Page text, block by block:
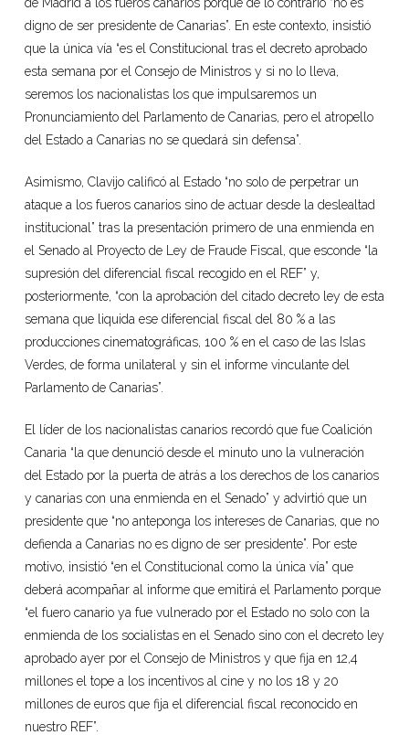
digno de ser presidente de Canarias”. En este contexto, insistió
que la única vía “es el Constitucional tras el decreto aprobado
esta semana por el Consejo de Ministros y si no lo lleva,
seremos los nacionalistas los que impulsaremos un
Pronunciamiento del Parlamento de Canarias, pero el atropello
del Estado a Canarias no se quedará sin defensa”.
Asimismo, Clavijo calificó al Estado “no solo de perpetrar un
ataque a los fueros canarios sino de actuar desde la deslealtad
institucional” tras la presentación primero de una enmienda en
el Senado al Proyecto de Ley de Fraude Fiscal, que esconde “la
supresión del diferencial fiscal recogido en el REF” y,
posteriormente, “con la aprobación del citado decreto ley de esta
semana que liquida ese diferencial fiscal del 80 % a las
producciones cinematográficas, 100 % en el caso de las Islas
Verdes, de forma unilateral y sin el informe vinculante del
Parlamento de Canarias”.
El líder de los nacionalistas canarios recordó que fue Coalición
Canaria “la que denunció desde el minuto uno la vulneración
del Estado por la puerta de atrás a los derechos de los canarios
y canarias con una enmienda en el Senado” y advirtió que un
presidente que “no anteponga los intereses de Canarias, que no
defienda a Canarias no es digno de ser presidente”. Por este
motivo, insistió “en el Constitucional como la única vía” que
deberá acompañar al informe que emitirá el Parlamento porque
“el fuero canario ya fue vulnerado por el Estado no solo con la
enmienda de los socialistas en el Senado sino con el decreto ley
aprobado ayer por el Consejo de Ministros y que fija en 12,4
millones el tope a los incentivos al cine y no los 18 y 20
millones de euros que fija el diferencial fiscal reconocido en
nuestro REF”.